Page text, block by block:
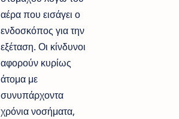
αέρα που εισάγει ο
ενδοσκόπος για την
εξέταση. Οι κίνδυνοι
αφορούν κυρίως
άτομα με
συνυπάρχοντα
χρόνια νοσήματα,